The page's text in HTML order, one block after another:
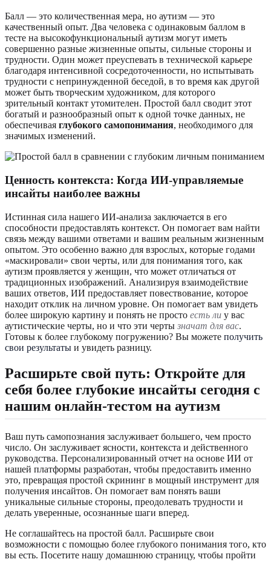
Балл — это количественная мера, но аутизм — это
качественный опыт. Два человека с одинаковым баллом в
тесте на высокофункциональный аутизм могут иметь
совершенно разные жизненные опыты, сильные стороны и
трудности. Один может преуспевать в технической карьере
благодаря интенсивной сосредоточенности, но испытывать
трудности с непринужденной беседой, в то время как другой
может быть творческим художником, для которого
зрительный контакт утомителен. Простой балл сводит этот
богатый и разнообразный опыт к одной точке данных, не
обеспечивая глубокого самопонимания, необходимого для
значимых изменений.
Ценность контекста: Когда ИИ-управляемые
инсайты наиболее важны
Истинная сила нашего ИИ-анализа заключается в его
способности предоставлять контекст. Он помогает вам найти
связь между вашими ответами и вашим реальным жизненным
опытом. Это особенно важно для взрослых, которые годами
«маскировали» свои черты, или для понимания того, как
аутизм проявляется у женщин, что может отличаться от
традиционных изображений. Анализируя взаимодействие
ваших ответов, ИИ предоставляет повествование, которое
находит отклик на личном уровне. Он помогает вам увидеть
более широкую картину и понять не просто есть ли у вас
аутистические черты, но и что эти черты значат для вас.
Готовы к более глубокому погружению? Вы можете получить
свои результаты и увидеть разницу.
Расширьте свой путь: Откройте для
себя более глубокие инсайты сегодня с
нашим онлайн-тестом на аутизм
Ваш путь самопознания заслуживает большего, чем просто
число. Он заслуживает ясности, контекста и действенного
руководства. Персонализированный отчет на основе ИИ от
нашей платформы разработан, чтобы предоставить именно
это, превращая простой скрининг в мощный инструмент для
получения инсайтов. Он помогает вам понять ваши
уникальные сильные стороны, преодолевать трудности и
делать уверенные, осознанные шаги вперед.
Не соглашайтесь на простой балл. Расширьте свои
возможности с помощью более глубокого понимания того, кто
вы есть. Посетите нашу домашнюю страницу, чтобы пройти